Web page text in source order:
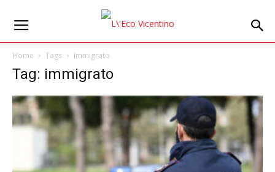
Home Tags Immigrato
Tag: immigrato